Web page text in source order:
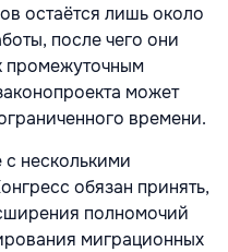
остаётся лишь около
после чего они
промежуточным
может
времени.
несколькими
обязан принять,
полномочий
миграционных